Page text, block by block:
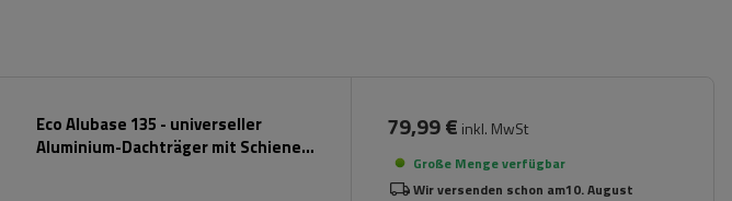
Eco Alubase 135 - universeller
Aluminium-Dachträger mit Schienen
79,99 € inkl. MwSt
Große Menge verfügbar
Wir versenden schon am10. August